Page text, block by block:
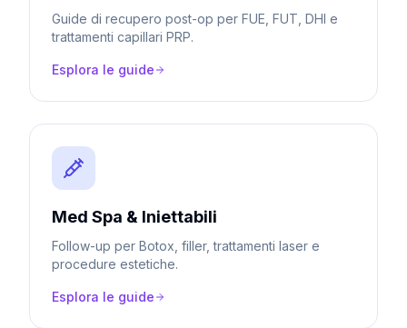
Guide di recupero post-op per FUE, FUT, DHI e
trattamenti capillari PRP.
Esplora le guide
Med Spa & Iniettabili
Follow-up per Botox, filler, trattamenti laser e
procedure estetiche.
Esplora le guide